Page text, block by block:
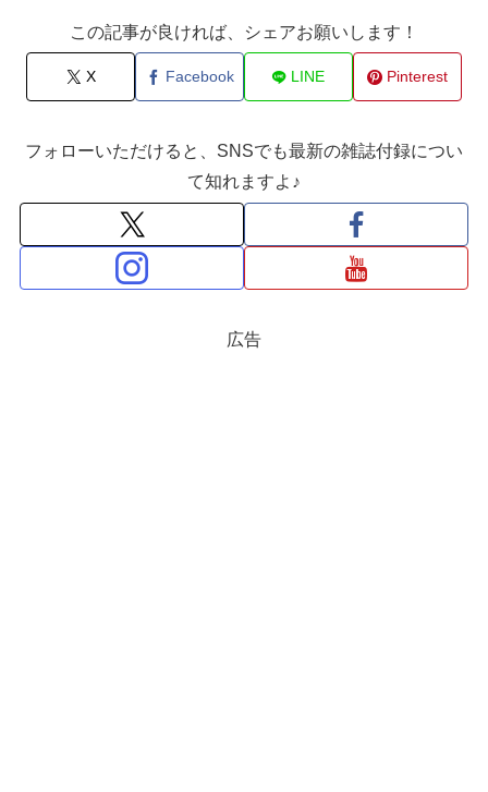
この記事が良ければ、シェアお願いします！
X Facebook LINE Pinterest
フォローいただけると、SNSでも最新の雑誌付録につい
て知れますよ♪
広告